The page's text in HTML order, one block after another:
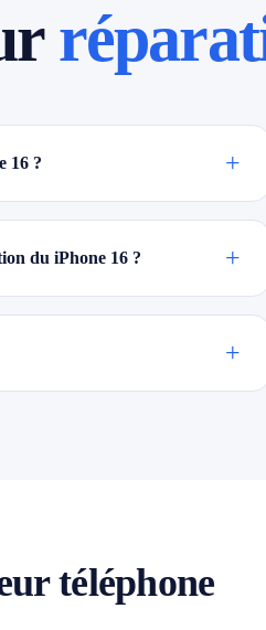
16 ? +
du iPhone 16 ? +
+
téléphone